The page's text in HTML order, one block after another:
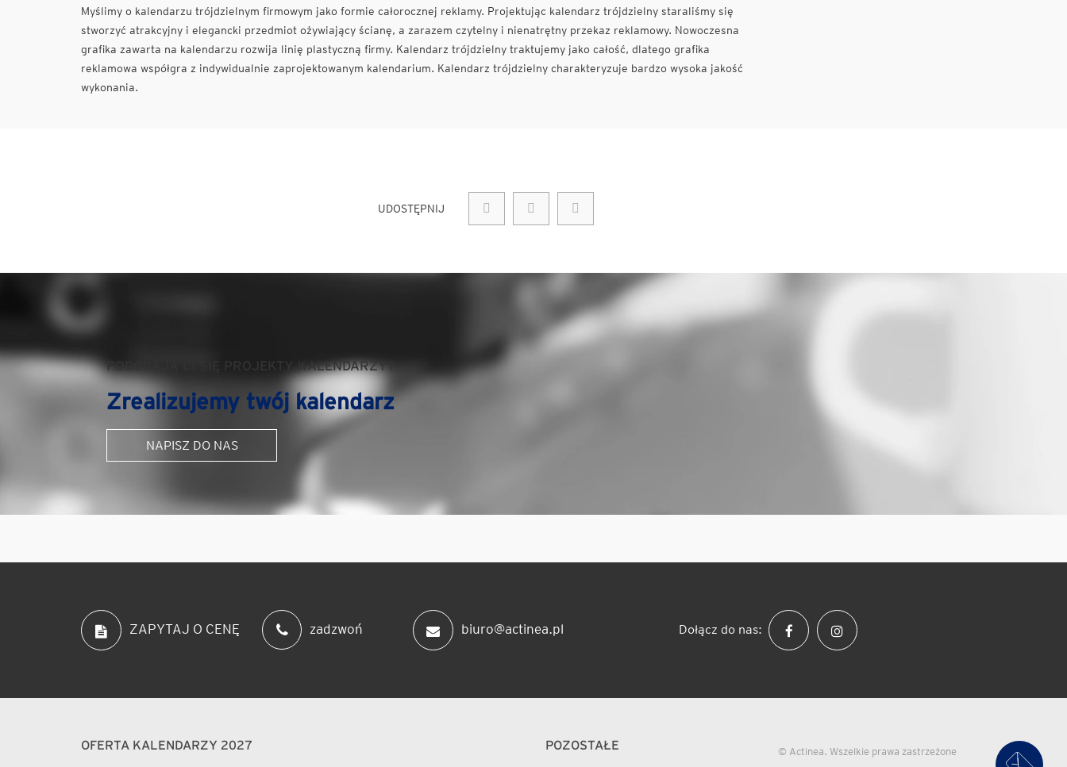
Myślimy o kalendarzu trójdzielnym firmowym jako formie całorocznej reklamy. Projektując kalendarz trójdzielny staraliśmy się
stworzyć atrakcyjny i elegancki przedmiot ożywiający ścianę, a zarazem czytelny i nienatrętny przekaz reklamowy. Nowoczesna
grafika zawarta na kalendarzu rozwija linię plastyczną firmy. Kalendarz trójdzielny traktujemy jako całość, dlatego grafika
reklamowa współgra z indywidualnie zaprojektowanym kalendarium. Kalendarz trójdzielny charakteryzuje bardzo wysoka jakość
wykonania.
UDOSTĘPNIJ
PODOBAJĄ CI SIĘ PROJEKTY KALENDARZY?
Zrealizujemy twój kalendarz
NAPISZ DO NAS
ZAPYTAJ O CENĘ zadzwoń biuro@actinea.pl Dołącz do nas:
OFERTA KALENDARZY 2027 POZOSTAŁE © Actinea. Wszelkie prawa zastrzeżone